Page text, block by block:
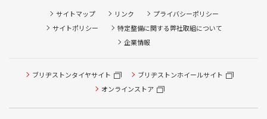
サイトマップ リンク
プライバシーポリシー
サイトポリシー
特定整備に関する弊社取組について
企業情報
ブリヂストンタイヤサイト
ブリヂストンホイールサイト
オンラインストア
タイヤ点検・安全点検/タイヤ履き替え/オイル交換/その他
ピット作業の予約